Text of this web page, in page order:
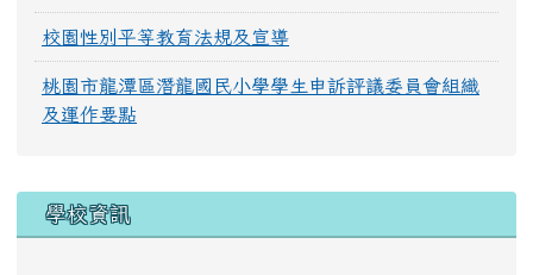
校園性別平等教育法規及宣導
桃園市龍潭區潛龍國民小學學生申訴評議委員會組織
及運作要點
學校資訊